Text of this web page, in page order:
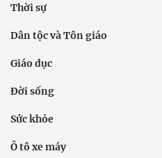
Thời sự
Dân tộc và Tôn giáo
Giáo dục
Đời sống
Sức khỏe
Ô tô xe máy